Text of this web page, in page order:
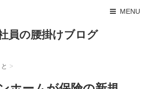
MENU
員の腰掛けブログ
>